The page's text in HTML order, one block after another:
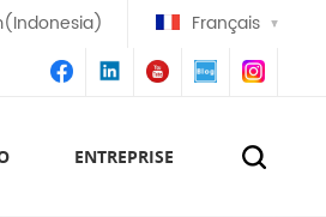
Français
ENTREPRISE